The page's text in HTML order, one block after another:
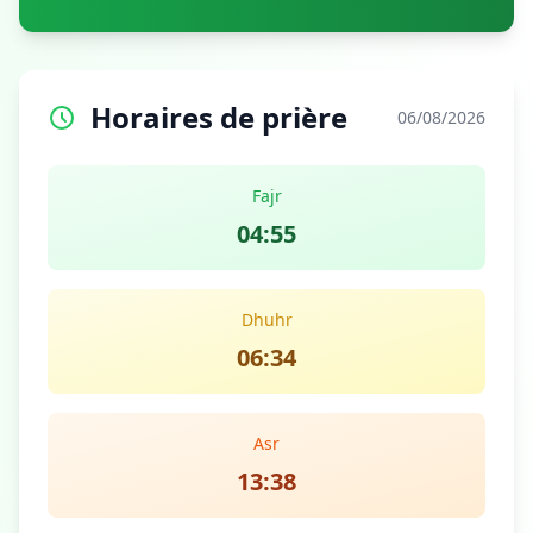
Horaires de prière 06/08/2026
Fajr
04:55
Dhuhr
06:34
Asr
13:38